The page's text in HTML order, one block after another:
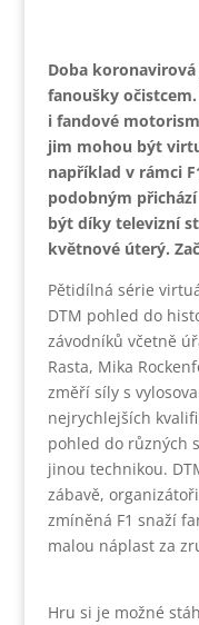
Doba
fanoušky
i fandové
jim mohou být
například v rámci
podobným přichází
být díky televizní
květnové úterý.
Pětidílná série
DTM pohled do
závodníků včetně
Rasta, Mika
změří síly s
nejrychlejších
pohled do různých
jinou technikou.
zábavě,
zmíněná F1 snaží
malou náplast za
Hru si je možné